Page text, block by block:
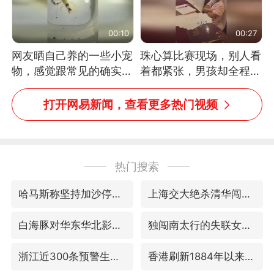
00:10
网友晒自己养的一些小宠
物，感觉跟常见的确实有
些不一样
00:27
珠心算比赛现场，别人看
着都紧张，男孩却全程气
定神闲、从容作答，最终
拿下冠军。网友：这淡定
的样子，一看就是有实
打开网易新闻，查看更多热门视频
热门搜索
哈马斯称坚持加沙停火协议路线图 上海交大绝杀清华闯进AUBL总决赛
白海豚对华东华北影响会大于巴威 独闯南太行的失联女生最后轨迹已确认
浙江近300条预警生效中 今夜大部暴雨 香港刷新1884年以来最高气温纪录